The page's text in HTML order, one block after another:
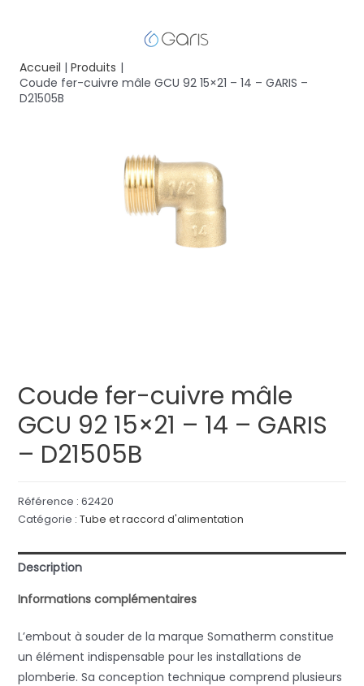
Accueil
Produits
Coude fer-cuivre mâle GCU 92 15×21 – 14 – GARIS –
D21505B
Coude fer-cuivre mâle
GCU 92 15×21 – 14 – GARIS
– D21505B
Référence : 62420
Catégorie : Tube et raccord d'alimentation
Description
Informations complémentaires
L’embout à souder de la marque Somatherm constitue
un élément indispensable pour les installations de
plomberie. Sa conception technique comprend plusieurs